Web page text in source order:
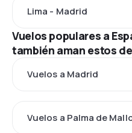
Lima - Madrid
Vuelos populares a
también aman estos
Vuelos a Madrid
Vuelos a Palma de